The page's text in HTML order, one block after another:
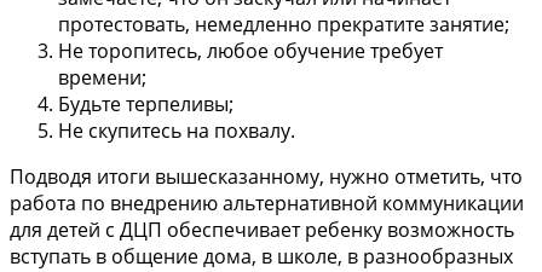
протестовать, немедленно прекратите занятие;
Не торопитесь, любое обучение требует
времени;
Будьте терпеливы;
Не скупитесь на похвалу.
Подводя итоги вышесказанному, нужно отметить, что
работа по внедрению альтернативной коммуникации
для детей с ДЦП обеспечивает ребенку возможность
вступать в общение дома, в школе, в разнообразных